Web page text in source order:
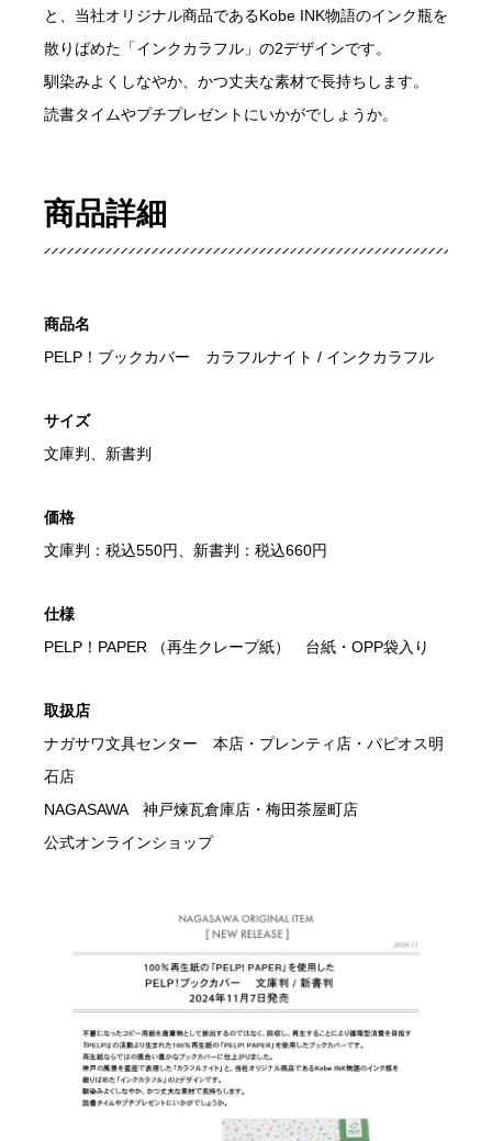
と、当社オリジナル商品であるKobe INK物語のインク瓶を
散りばめた「インクカラフル」の2デザインです。
馴染みよくしなやか、かつ丈夫な素材で長持ちします。
読書タイムやプチプレゼントにいかがでしょうか。
商品詳細
商品名
PELP！ブックカバー カラフルナイト / インクカラフル
サイズ
文庫判、新書判
価格
文庫判：税込550円、新書判：税込660円
仕様
PELP！PAPER （再生クレープ紙） 台紙・OPP袋入り
取扱店
ナガサワ文具センター 本店・プレンティ店・パピオス明
石店
NAGASAWA 神戸煉瓦倉庫店・梅田茶屋町店
公式オンラインショップ